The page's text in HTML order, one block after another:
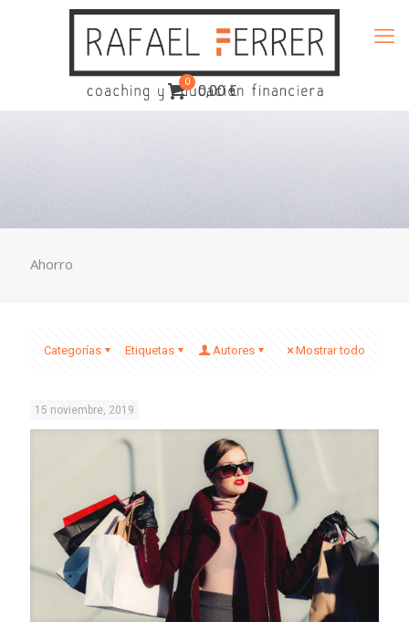
0
0,00 €
Ahorro
Categorías Etiquetas Autores Mostrar todo
15 noviembre, 2019